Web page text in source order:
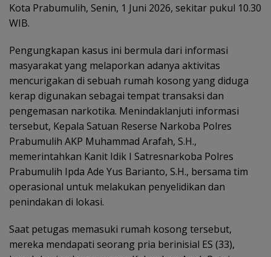
Kota Prabumulih, Senin, 1 Juni 2026, sekitar pukul 10.30
WIB.
Pengungkapan kasus ini bermula dari informasi
masyarakat yang melaporkan adanya aktivitas
mencurigakan di sebuah rumah kosong yang diduga
kerap digunakan sebagai tempat transaksi dan
pengemasan narkotika. Menindaklanjuti informasi
tersebut, Kepala Satuan Reserse Narkoba Polres
Prabumulih AKP Muhammad Arafah, S.H.,
memerintahkan Kanit Idik I Satresnarkoba Polres
Prabumulih Ipda Ade Yus Barianto, S.H., bersama tim
operasional untuk melakukan penyelidikan dan
penindakan di lokasi.
Saat petugas memasuki rumah kosong tersebut,
mereka mendapati seorang pria berinisial ES (33),